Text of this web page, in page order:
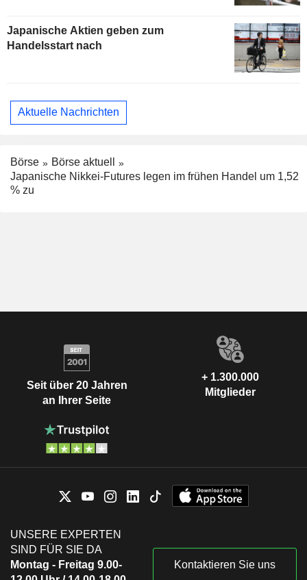
Japanische Aktien geben zum
Handelsstart nach
Aktuelle Nachrichten
Börse
Börse aktuell
Japanische Nikkei-Futures legen im frühen Handel um 1,52
% zu
Seit über 20 Jahren
an Ihrer Seite
+ 1.300.000
Mitglieder
UNSERE EXPERTEN
SIND FÜR SIE DA
Montag - Freitag 9.00-
Kontaktieren Sie uns